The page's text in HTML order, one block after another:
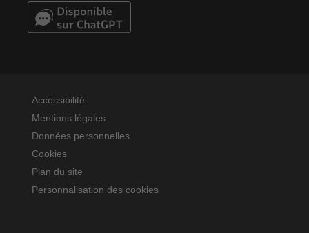
Accessibilité
Mentions légales
Données personnelles
Cookies
Plan du site
Personnalisation des cookies